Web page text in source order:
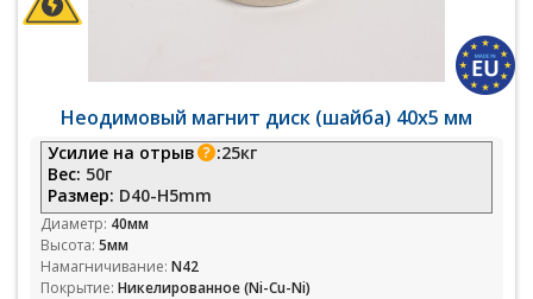
Неодимовый магнит диск (шайба) 40х5 мм
Усилие на отрыв :25кг
Вес: 50г
Размер: D40-H5mm
Диаметр: 40мм
Высота: 5мм
Намагничивание: N42
Покрытие: Никелированное (Ni-Cu-Ni)